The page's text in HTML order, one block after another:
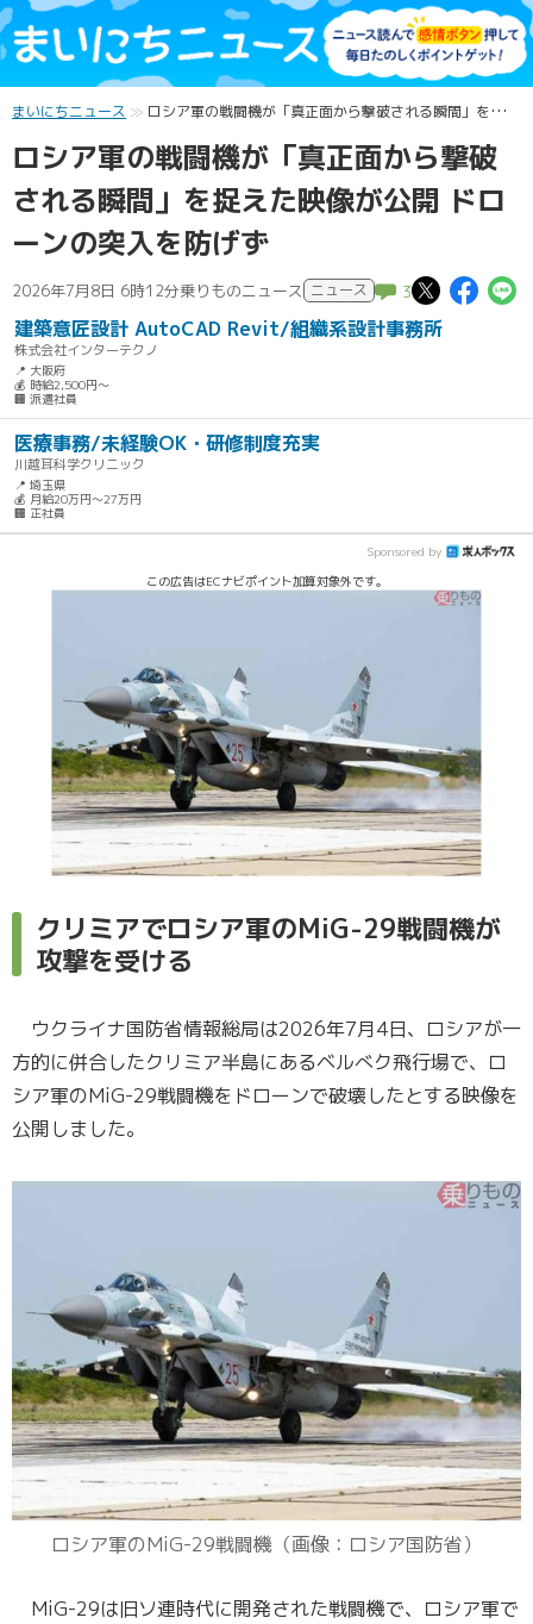
まいにちニュース ロシア軍の戦闘機が「真正面から撃破される瞬間」を捉えた映像が公開 ドローンの突入を防げず
ロシア軍の戦闘機が「真正面から撃破
される瞬間」を捉えた映像が公開 ドロ
ーンの突入を防げず
2026年7月8日 6時12分乗りものニュース ニュース 3 この
こ
建築意匠設計 AutoCAD Revit/組織系設計事務所
株式会社インターテクノ
📍 大阪府
💰 時給2,500円～
🏢 派遣社員
医療事務/未経験OK・研修制度充実
川越耳科学クリニック
📍 埼玉県
💰 月給20万円～27万円
🏢 正社員
Sponsored by
この広告はECナビポイント加算対象外です。
クリミアでロシア軍のMiG-29戦闘機が
攻撃を受ける
ウクライナ国防省情報総局は2026年7月4日、ロシアが一
方的に併合したクリミア半島にあるベルべク飛行場で、ロ
シア軍のMiG-29戦闘機をドローンで破壊したとする映像を
公開しました。
ロシア軍のMiG-29戦闘機（画像：ロシア国防省）
MiG-29は旧ソ連時代に開発された戦闘機で、ロシア軍で